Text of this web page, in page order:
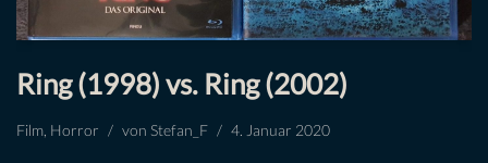
Ring (1998) vs. Ring (2002)
Film Horror von Stefan_F 4. Januar 2020